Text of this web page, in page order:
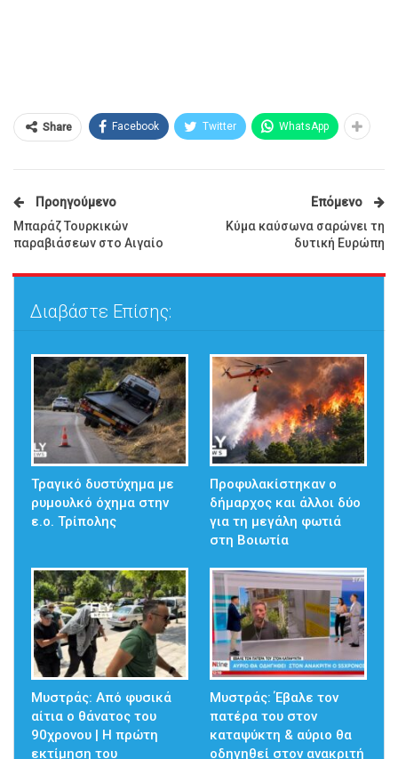
Share Facebook Twitter WhatsApp
Προηγούμενο
Μπαράζ Τουρκικών
παραβιάσεων στο Αιγαίο
Επόμενο
Κύμα καύσωνα σαρώνει τη
δυτική Ευρώπη
Διαβάστε Επίσης:
Τραγικό δυστύχημα με
ρυμουλκό όχημα στην
ε.ο. Τρίπολης
Προφυλακίστηκαν ο
δήμαρχος και άλλοι δύο
για τη μεγάλη φωτιά
στη Βοιωτία
Μυστράς: Από φυσικά
αίτια ο θάνατος του
90χρονου | Η πρώτη
εκτίμηση του
Μυστράς: Έβαλε τον
πατέρα του στον
καταψύκτη & αύριο θα
οδηγηθεί στον ανακριτή